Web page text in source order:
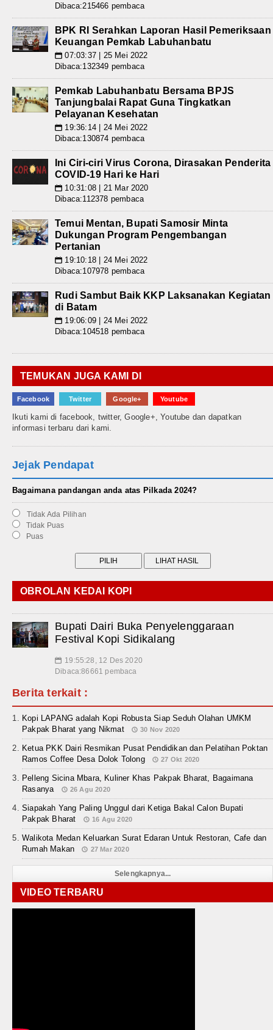
Dibaca:215466 pembaca
BPK RI Serahkan Laporan Hasil Pemeriksaan
Keuangan Pemkab Labuhanbatu
📅 07:03:37 | 25 Mei 2022
Dibaca:132349 pembaca
Pemkab Labuhanbatu Bersama BPJS
Tanjungbalai Rapat Guna Tingkatkan
Pelayanan Kesehatan
📅 19:36:14 | 24 Mei 2022
Dibaca:130874 pembaca
Ini Ciri-ciri Virus Corona, Dirasakan Penderita
COVID-19 Hari ke Hari
📅 10:31:08 | 21 Mar 2020
Dibaca:112378 pembaca
Temui Mentan, Bupati Samosir Minta
Dukungan Program Pengembangan
Pertanian
📅 19:10:18 | 24 Mei 2022
Dibaca:107978 pembaca
Rudi Sambut Baik KKP Laksanakan Kegiatan
di Batam
📅 19:06:09 | 24 Mei 2022
Dibaca:104518 pembaca
TEMUKAN JUGA KAMI DI
Facebook Twitter Google+ Youtube
Ikuti kami di facebook, twitter, Google+, Youtube dan dapatkan
informasi terbaru dari kami.
Jejak Pendapat
Bagaimana pandangan anda atas Pilkada 2024?
Tidak Ada Pilihan
Tidak Puas
Puas
OBROLAN KEDAI KOPI
Bupati Dairi Buka Penyelenggaraan
Festival Kopi Sidikalang
📅 19:55:28, 12 Des 2020
Dibaca:86661 pembaca
Berita terkait :
Kopi LAPANG adalah Kopi Robusta Siap Seduh Olahan UMKM
Pakpak Bharat yang Nikmat
30 Nov 2020
Ketua PKK Dairi Resmikan Pusat Pendidikan dan Pelatihan Poktan
Ramos Coffee Desa Dolok Tolong
27 Okt 2020
Pelleng Sicina Mbara, Kuliner Khas Pakpak Bharat, Bagaimana
Rasanya
26 Agu 2020
Siapakah Yang Paling Unggul dari Ketiga Bakal Calon Bupati
Pakpak Bharat
16 Agu 2020
Walikota Medan Keluarkan Surat Edaran Untuk Restoran, Cafe dan
Rumah Makan
27 Mar 2020
Selengkapnya...
VIDEO TERBARU